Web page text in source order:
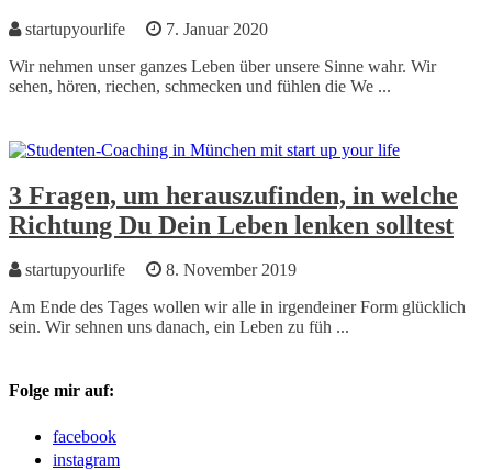
startupyourlife
7. Januar 2020
Wir nehmen unser ganzes Leben über unsere Sinne wahr. Wir
sehen, hören, riechen, schmecken und fühlen die We ...
3 Fragen, um herauszufinden, in welche
Richtung Du Dein Leben lenken solltest
startupyourlife
8. November 2019
Am Ende des Tages wollen wir alle in irgendeiner Form glücklich
sein. Wir sehnen uns danach, ein Leben zu füh ...
Folge mir auf:
facebook
instagram